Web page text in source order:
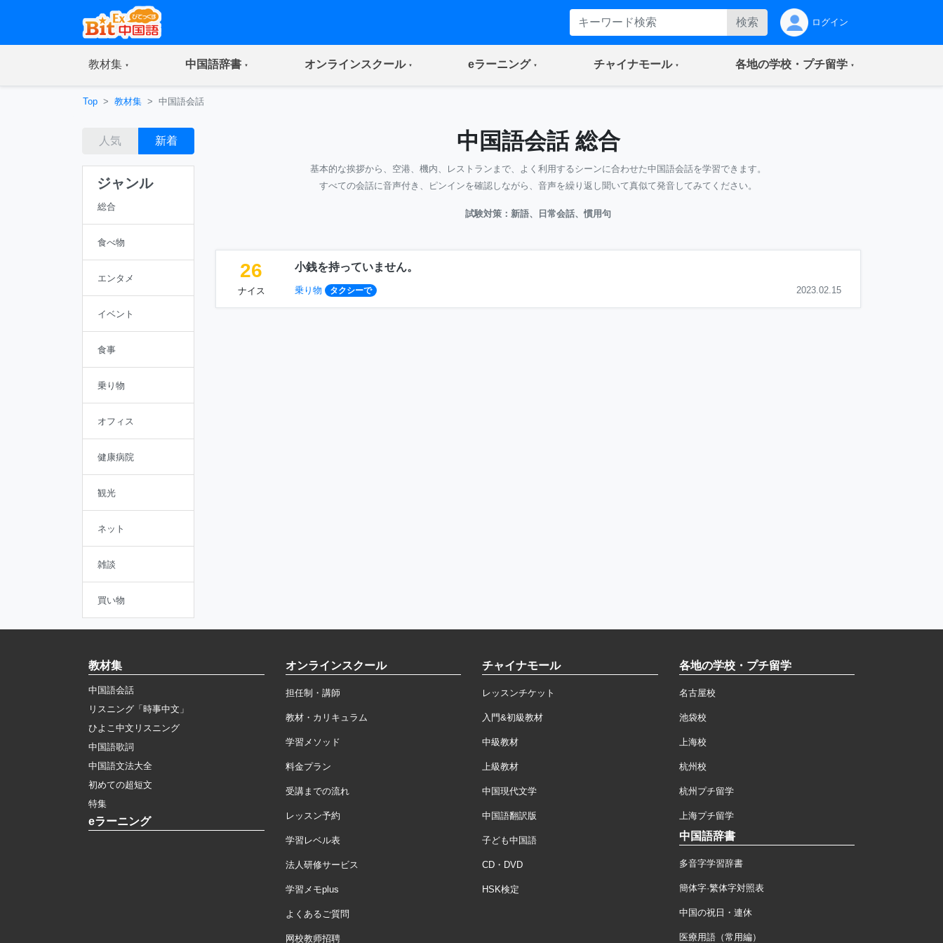
検索 ログイン
教材集(current) 中国語辞書(current) オンラインスクール(current) eラーニング(current) チャイナモール(current) 各地の学校・プチ留学(current)
Top 教材集 中国語会話
人気 新着
ジャンル
総合
食べ物
エンタメ
イベント
食事
乗り物
オフィス
健康病院
観光
ネット
雑談
買い物
中国語会話 総合
基本的な挨拶から、空港、機内、レストランまで、よく利用するシーンに合わせた中国語会話を学習できます。
すべての会話に音声付き、ピンインを確認しながら、音声を繰り返し聞いて真似て発音してみてください。
試験対策：新語、日常会話、慣用句
26
ナイス
小銭を持っていません。
乗り物 タクシーで 2023.02.15
教材集
中国語会話
リスニング「時事中文」
ひよこ中文リスニング
中国語歌詞
中国語文法大全
初めての超短文
特集
eラーニング
オンラインスクール
担任制・講師
教材・カリキュラム
学習メソッド
料金プラン
受講までの流れ
レッスン予約
学習レベル表
法人研修サービス
学習メモplus
よくあるご質問
网校教师招聘
チャイナモール
レッスンチケット
入門&初級教材
中級教材
上級教材
中国現代文学
中国語翻訳版
子ども中国語
CD・DVD
HSK検定
各地の学校・プチ留学
名古屋校
池袋校
上海校
杭州校
杭州プチ留学
上海プチ留学
中国語辞書
多音字学習辞書
簡体字·繁体字対照表
中国の祝日・連休
医療用語（常用編）